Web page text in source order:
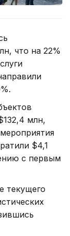
что на 22%
млн,
$4,1
с первым
текущего